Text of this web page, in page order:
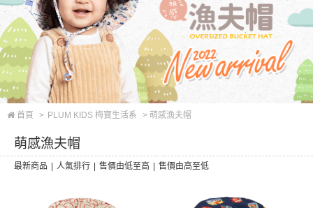
首頁 > PLUM KIDS 梅寶生活系 > 萌感漁夫帽
萌感漁夫帽
最新商品 人氣排行 售價由低至高 售價由高至低